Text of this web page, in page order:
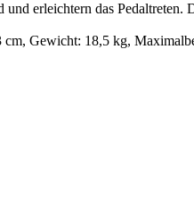
erleichtern das Pedaltreten.
Gewicht: 18,5 kg,